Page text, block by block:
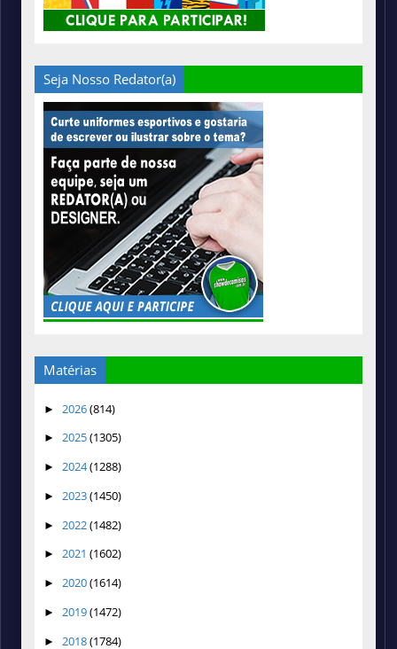
Seja Nosso Redator(a)
Matérias
► 2026(814)
► 2025(1305)
► 2024(1288)
► 2023(1450)
► 2022(1482)
► 2021 (1602)
► 2020(1614)
► 2019(1472)
► 2018(1784)